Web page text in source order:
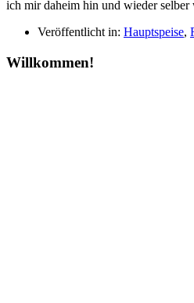
ich mir daheim hin und wieder
Veröffentlicht in: Hauptspeise,
Willkommen!